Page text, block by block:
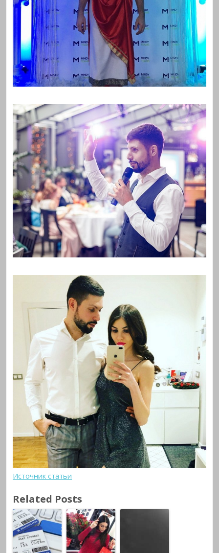
Источник статьи
Related Posts